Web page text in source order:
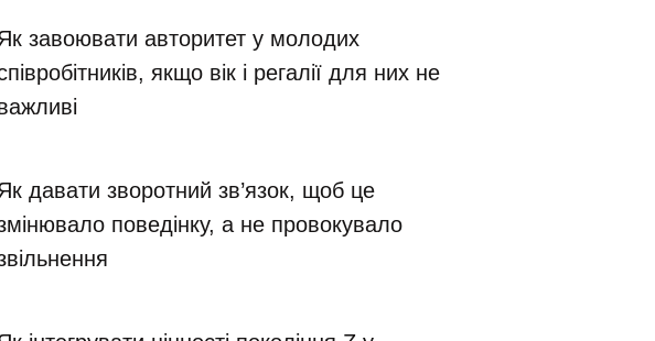
завоювати авторитет у молодих
якщо вік і регалії для них не
давати зворотний зв’язок, щоб це
поведінку, а не провокувало